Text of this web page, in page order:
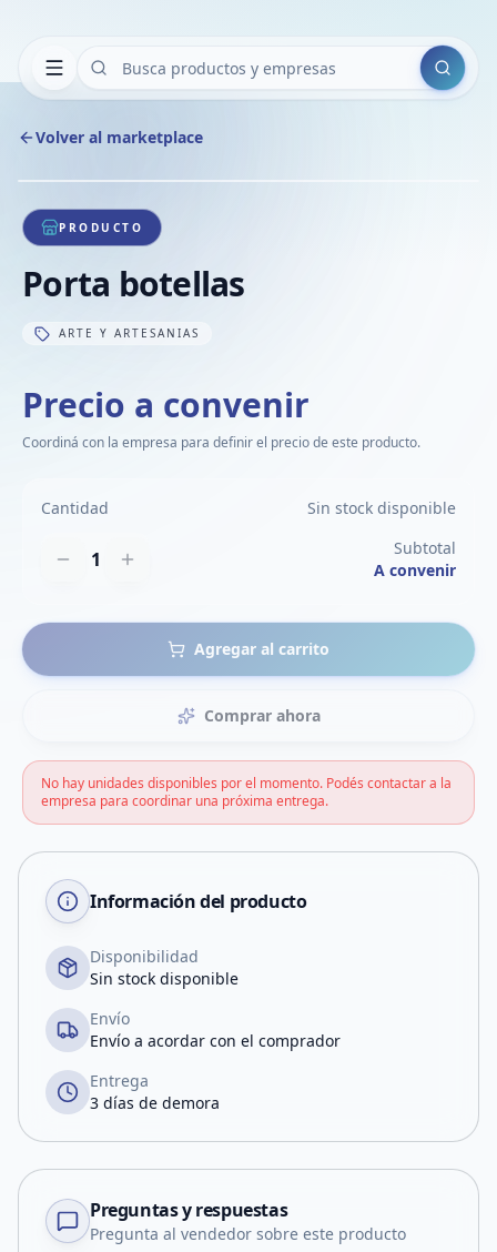
Buscar
Volver al marketplace
1/1
PRODUCTO
Porta botellas
ARTE Y ARTESANIAS
Precio a convenir
Coordiná con la empresa para definir el precio de este producto.
Cantidad Sin stock disponible
1
Subtotal
A convenir
Agregar al carrito
Comprar ahora
No hay unidades disponibles por el momento. Podés contactar a la
empresa para coordinar una próxima entrega.
Información del producto
Disponibilidad
Sin stock disponible
Envío
Envío a acordar con el comprador
Entrega
3 días de demora
Preguntas y respuestas
Pregunta al vendedor sobre este producto